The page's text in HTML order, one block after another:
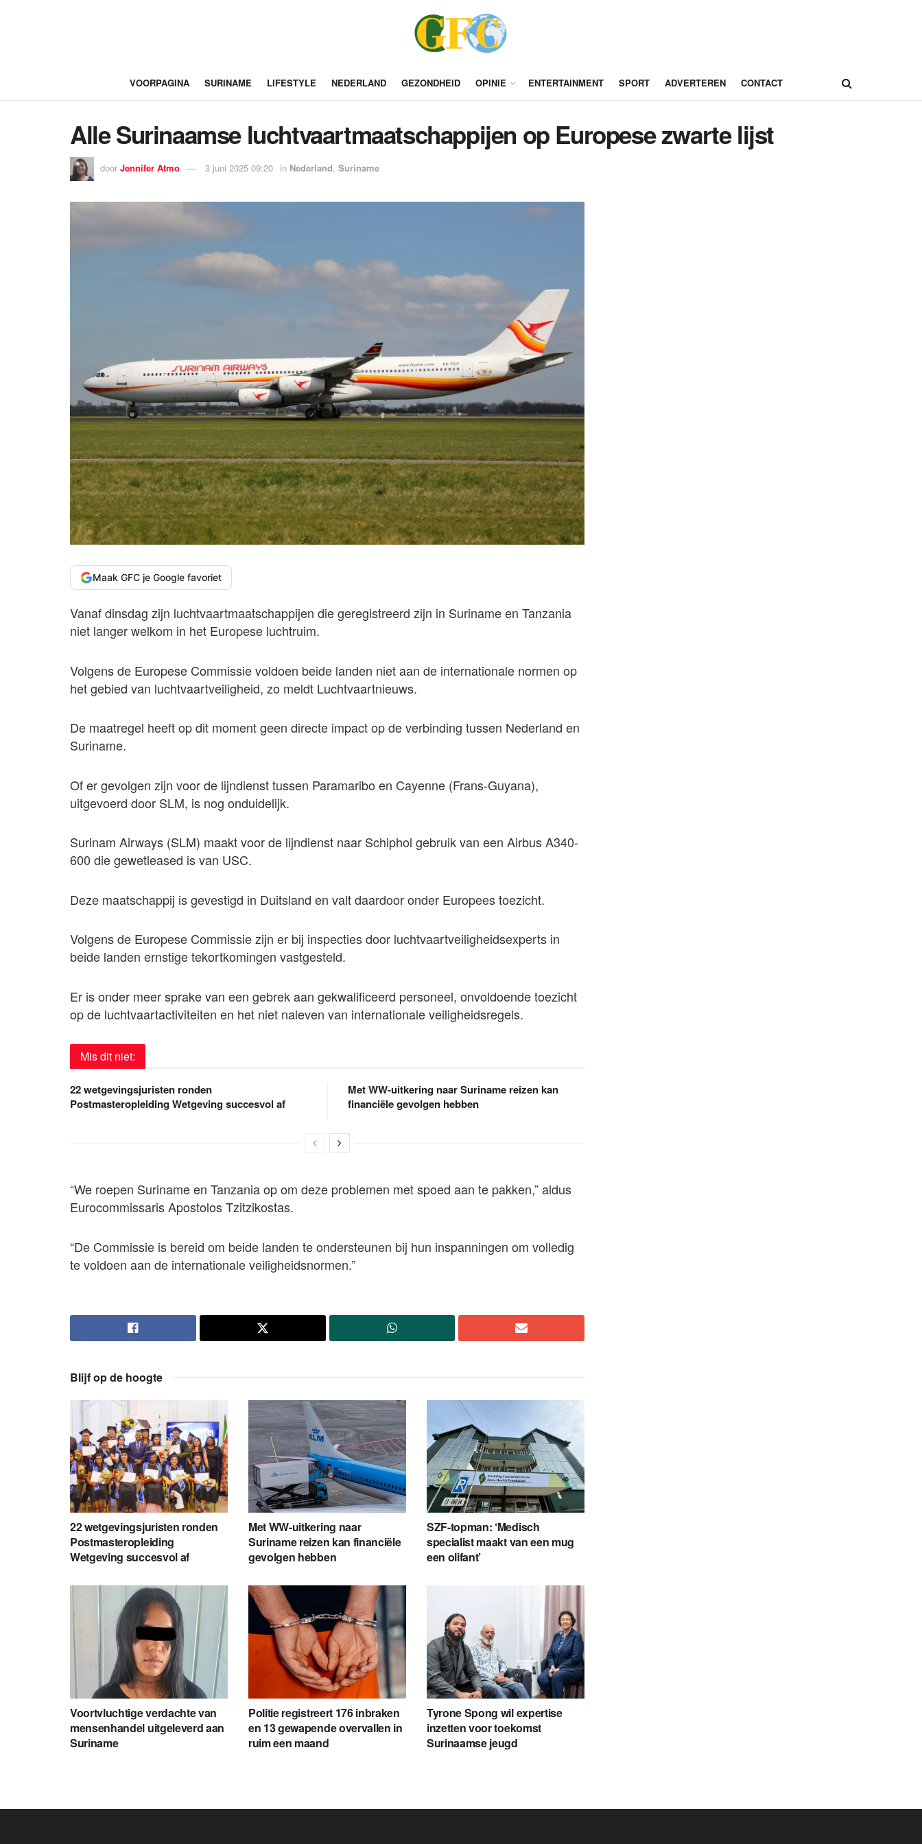
VOORPAGINA SURINAME LIFESTYLE NEDERLAND GEZONDHEID OPINIE ENTERTAINMENT SPORT ADVERTEREN CONTACT
Alle Surinaamse luchtvaartmaatschappijen op Europese zwarte lijst
door Jennifer Atmo 3 juni 2025 09:20 in Nederland, Suriname
Maak GFC je Google favoriet
Vanaf dinsdag zijn luchtvaartmaatschappijen die geregistreerd zijn in Suriname en Tanzania
niet langer welkom in het Europese luchtruim.
Volgens de Europese Commissie voldoen beide landen niet aan de internationale normen op
het gebied van luchtvaartveiligheid, zo meldt Luchtvaartnieuws.
De maatregel heeft op dit moment geen directe impact op de verbinding tussen Nederland en
Suriname.
Of er gevolgen zijn voor de lijndienst tussen Paramaribo en Cayenne (Frans-Guyana),
uitgevoerd door SLM, is nog onduidelijk.
Surinam Airways (SLM) maakt voor de lijndienst naar Schiphol gebruik van een Airbus A340-
600 die gewetleased is van USC.
Deze maatschappij is gevestigd in Duitsland en valt daardoor onder Europees toezicht.
Volgens de Europese Commissie zijn er bij inspecties door luchtvaartveiligheidsexperts in
beide landen ernstige tekortkomingen vastgesteld.
Er is onder meer sprake van een gebrek aan gekwalificeerd personeel, onvoldoende toezicht
op de luchtvaartactiviteiten en het niet naleven van internationale veiligheidsregels.
Mis dit niet:
22 wetgevingsjuristen ronden
Postmasteropleiding Wetgeving succesvol af
Met WW-uitkering naar Suriname reizen kan
financiële gevolgen hebben
“We roepen Suriname en Tanzania op om deze problemen met spoed aan te pakken,” aldus
Eurocommissaris Apostolos Tzitzikostas.
“De Commissie is bereid om beide landen te ondersteunen bij hun inspanningen om volledig
te voldoen aan de internationale veiligheidsnormen.”
Blijf op de hoogte
22 wetgevingsjuristen ronden
Postmasteropleiding
Wetgeving succesvol af
Met WW-uitkering naar
Suriname reizen kan financiële
gevolgen hebben
SZF-topman: ‘Medisch
specialist maakt van een mug
een olifant’
Voortvluchtige verdachte van
mensenhandel uitgeleverd aan
Suriname
Politie registreert 176 inbraken
en 13 gewapende overvallen in
ruim een maand
Tyrone Spong wil expertise
inzetten voor toekomst
Surinaamse jeugd